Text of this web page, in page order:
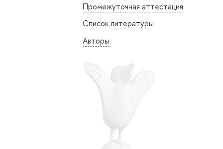
Промежуточная аттестация
Список литературы
Авторы